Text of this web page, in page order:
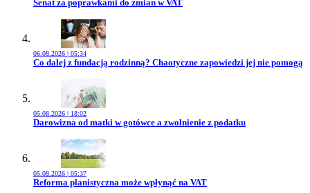
Senat za poprawkami do zmian w VAT
06.08.2026 | 05:34
Przejdź do artykułu:
Co dalej z fundacją rodzinną? Chaotyczne zapowiedzi jej nie pomogą
05.08.2026 | 18:02
Przejdź do artykułu:
Darowizna od matki w gotówce a zwolnienie z podatku
05.08.2026 | 05:37
Przejdź do artykułu:
Reforma planistyczna może wpłynąć na VAT